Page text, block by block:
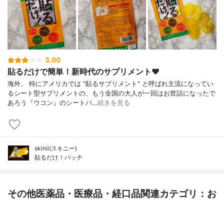
3.00
貼るだけで簡単！新時代のサプリメント♥
海外、 特にアメリカでは "貼るサプリメント" と呼ばれ主流になってい
るシート型サプリメントの、もう全国の大人が一回はお世話になったで
あろう『ウコン』のシートパ…続きを見る
skinii(スキニー)
貼るだけ！パッチ
その他医薬品・医療品・経口品関連カテゴリ：お